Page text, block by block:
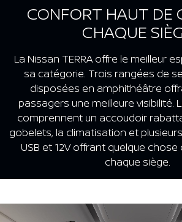
CONFORT HAUT DE
CHAQUE
La Nissan TERRA offre le meilleur
sa catégorie. Trois rangées de
disposées en amphithéâtre
passagers une meilleure visibilité.
comprennent un accoudoir
gobelets, la climatisation et
USB et 12V offrant quelque
chaque siège.